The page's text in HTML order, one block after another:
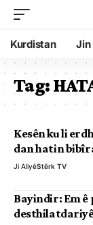
Kurdistan Jin
Tag:
Kesên ku li
dan hatin
Ji AliyêStêrk TV
Bayindir: Em ê